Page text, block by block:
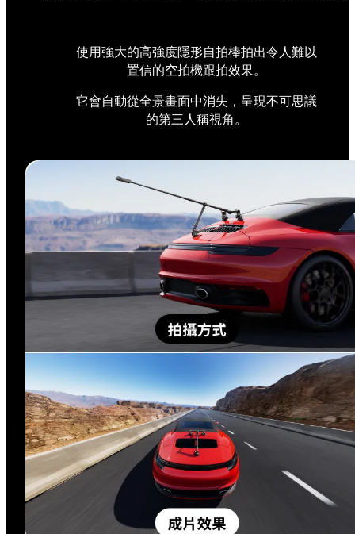
使用強大的高強度隱形自拍棒拍出令人難以
置信的空拍機跟拍效果。
它會自動從全景畫面中消失，呈現不可思議
的第三人稱視角。